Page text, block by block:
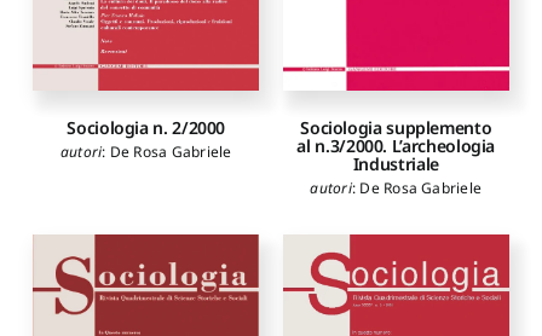
Sociologia n. 2/2000
autori: De Rosa Gabriele
Sociologia supplemento
al n.3/2000. L’archeologia
Industriale
autori: De Rosa Gabriele